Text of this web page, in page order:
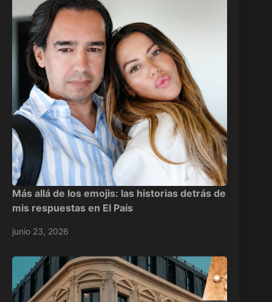
Más allá de los emojis: las historias detrás de
mis respuestas en El País
junio 23, 2026